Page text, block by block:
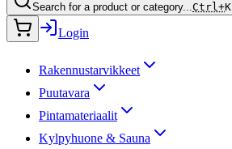
Search for a product or category...Ctrl+K
Login
Rakennustarvikkeet
Puutavara
Pintamateriaalit
Kylpyhuone & Sauna